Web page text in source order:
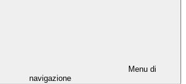
Menu di
navigazione